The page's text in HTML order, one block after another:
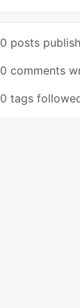
0 posts
0 comments
0 tags